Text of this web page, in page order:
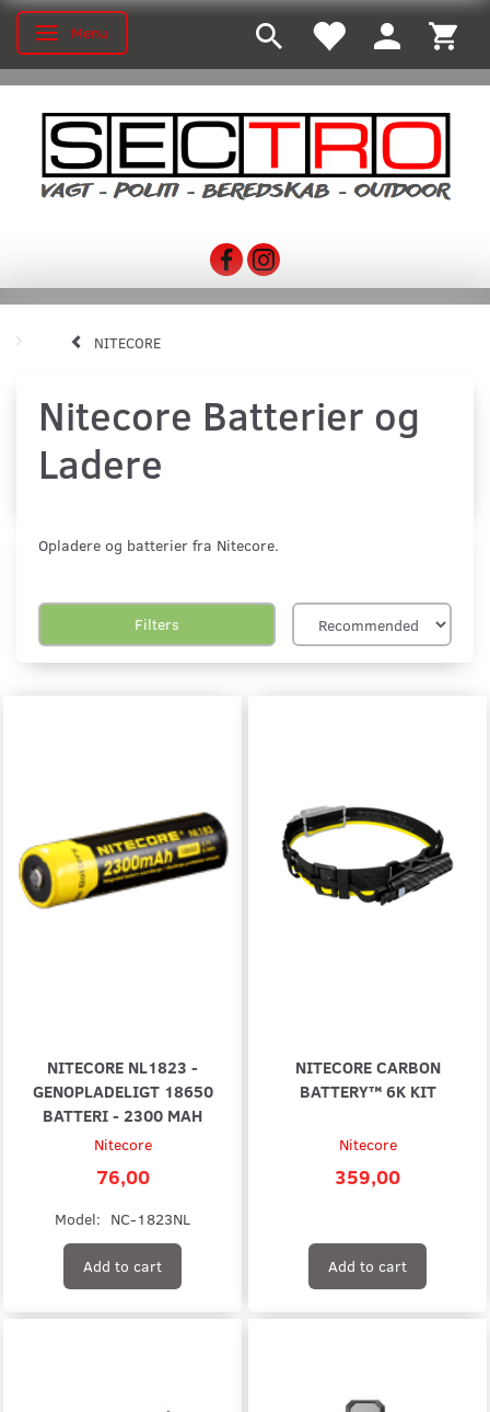
Toggle navigation
Menu
NITECORE
Nitecore Batterier og
Ladere
Opladere og batterier fra Nitecore.
Filters
NITECORE NL1823 -
GENOPLADELIGT 18650
BATTERI - 2300 MAH
Nitecore
76,00
Model: NC-1823NL
Add to cart
NITECORE CARBON
BATTERY™ 6K KIT
Nitecore
359,00
Add to cart